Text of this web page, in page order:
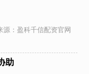
源：盈科千信配资官网
助